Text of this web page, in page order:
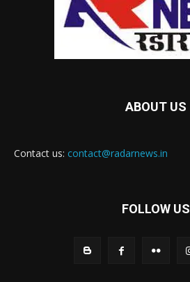
ABOUT US
Contact us: contact@radarnews.in
FOLLOW US